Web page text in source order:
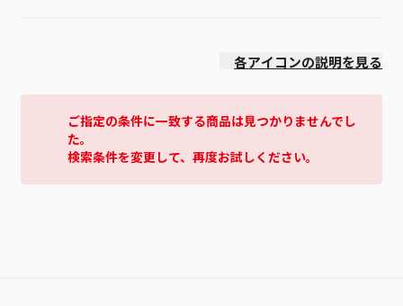
各アイコンの説明を見る
ご指定の条件に一致する商品は見つかりませんでし
た。
検索条件を変更して、再度お試しください。